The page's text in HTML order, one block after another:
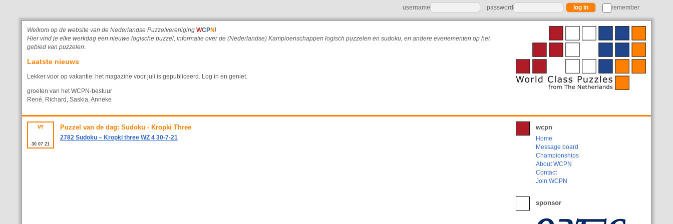
username password remember
Welkom op de website van de Nederlandse Puzzelvereniging WC PN !
Hier vind je elke werkdag een nieuwe logische puzzel, informatie over de (Nederlandse) Kampioenschappen logisch puzzelen en sudoku, en andere evenementen op het
gebied van puzzelen.
Laatste nieuws
Lekker voor op vakantie: het magazine voor juli is gepubliceerd. Log in en geniet.
groeten van het WCPN-bestuur
René, Richard, Saskia, Anneke
vr
30 07 21
Puzzel van de dag: Sudoku - Kropki Three
2782 Sudoku – Kropki three WZ 4 30-7-21
wcpn
Home
Message board
Championships
About WCPN
Contact
Join WCPN
sponsor